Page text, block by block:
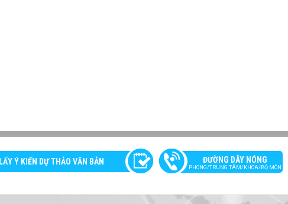
LẤY Ý KIẾN DỰ THẢO VĂN BẢN ĐƯỜNG DÂY NÓNG
PHONG/TRUNG TÂM/KHOA/BỘ MÔN